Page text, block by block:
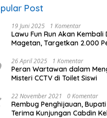
Post
19 Juni 2025 1 Komentar
Lawu Fun Run Akan Kembali
Magetan, Targetkan 2.000
26 April 2025 1 Komentar
Peran Wartawan dalam
Misteri CCTV di Toilet Siswi
22 November 2021 0 Komentar
Rembug Penghijauan,
Terima Kunjungan Cabdin